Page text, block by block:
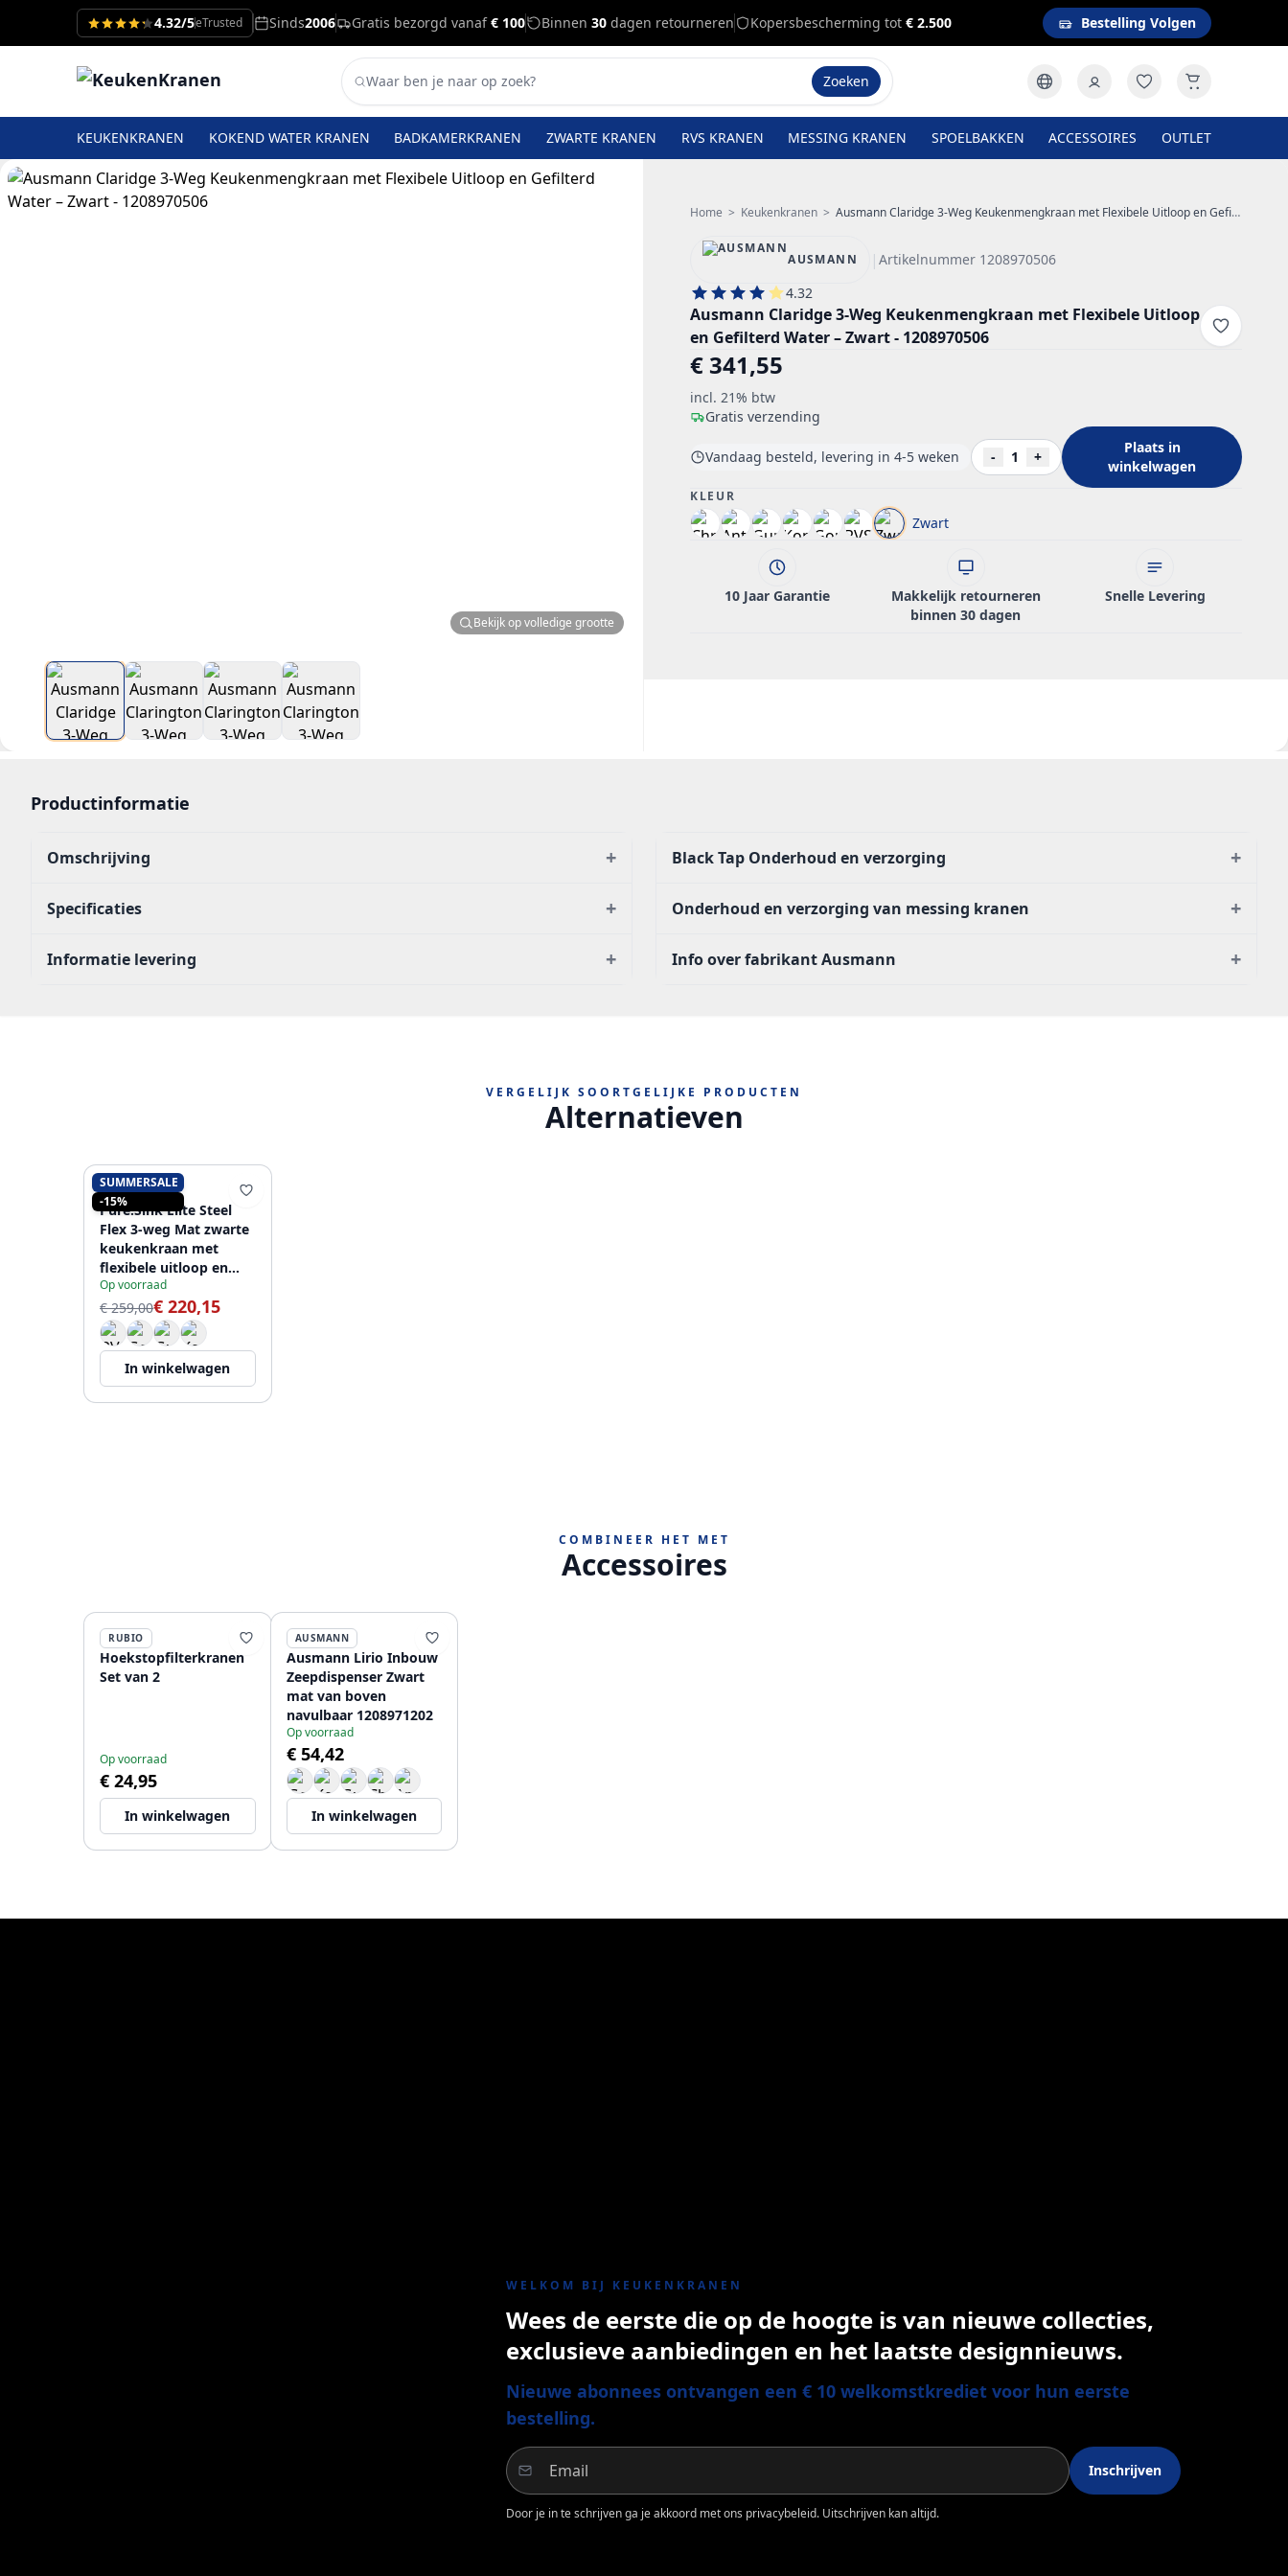
4.32/5eTrusted Sinds2006 Gratis bezorgd vanaf€ 100 Binnen 30 dagen retourneren Kopersbescherming tot € 2.500 Bestelling Volgen
Zoeken
KEUKENKRANEN KOKEND WATER KRANEN BADKAMERKRANEN ZWARTE KRANEN RVS KRANEN MESSING KRANEN SPOELBAKKEN ACCESSOIRES OUTLET
Bekijk op volledige grootte
Home > Keukenkranen > Ausmann Claridge 3-Weg Keukenmengkraan met Flexibele Uitloop en Gefilterd Water – Zwart - 1208970506
AUSMANN |Artikelnummer 1208970506
4.32
Ausmann Claridge 3-Weg Keukenmengkraan met Flexibele Uitloop
en Gefilterd Water – Zwart - 1208970506
€ 341,55
incl. 21% btw
Gratis verzending
Vandaag besteld, levering in 4-5 weken - 1 +
Plaats in
winkelwagen
KLEUR
Zwart
10 Jaar Garantie
Makkelijk retourneren
binnen 30 dagen
Snelle Levering
Productinformatie
Omschrijving +
Specificaties +
Informatie levering +
Black Tap Onderhoud en verzorging +
Onderhoud en verzorging van messing kranen +
Info over fabrikant Ausmann +
VERGELIJK SOORTGELIJKE PRODUCTEN
Alternatieven
SUMMERSALE
-15%
PURE.SINK
Pure.Sink Elite Steel
Flex 3-weg Mat zwarte
keukenkraan met
flexibele uitloop en
Gefilterd Water
PS8110-10
Op voorraad
€ 259,00€ 220,15
In winkelwagen
COMBINEER HET MET
Accessoires
RUBIO
Hoekstopfilterkranen
Set van 2
Op voorraad
€ 24,95
In winkelwagen
AUSMANN
Ausmann Lirio Inbouw
Zeepdispenser Zwart
mat van boven
navulbaar 1208971202
Op voorraad
€ 54,42
In winkelwagen
WELKOM BIJ KEUKENKRANEN
Wees de eerste die op de hoogte is van nieuwe collecties,
exclusieve aanbiedingen en het laatste designnieuws.
Nieuwe abonnees ontvangen een € 10 welkomstkrediet voor hun eerste
bestelling.
Inschrijven
Door je in te schrijven ga je akkoord met ons privacybeleid. Uitschrijven kan altijd.